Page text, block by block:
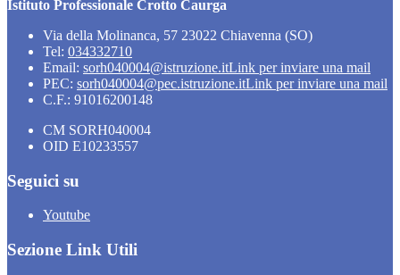
Istituto Professionale Crotto Caurga
Via della Molinanca, 57 23022 Chiavenna (SO)
Tel: 034332710
Email: sorh040004@istruzione.itLink per inviare una mail
PEC: sorh040004@pec.istruzione.itLink per inviare una mail
C.F.: 91016200148
CM SORH040004
OID E10233557
Seguici su
Youtube
Sezione Link Utili